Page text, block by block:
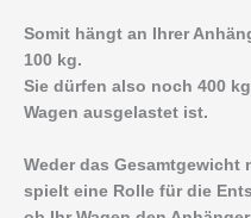
Somit hängt an Ihrer
100 kg.
Sie dürfen also noch 400
Wagen ausgelastet ist.
Weder das Gesamtgewicht
spielt eine Rolle für die